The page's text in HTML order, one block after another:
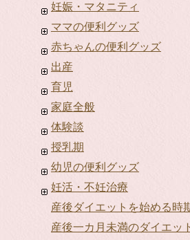
妊娠・マタニティ
ママの便利グッズ
赤ちゃんの便利グッズ
出産
育児
家庭全般
体験談
授乳期
幼児の便利グッズ
妊活・不妊治療
産後ダイエットを始める時
産後一カ月未満のダイエッ